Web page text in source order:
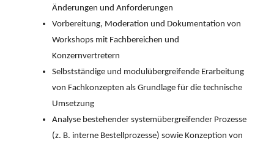
Änderungen und Anforderungen
Vorbereitung, Moderation und Dokumentation von
Workshops mit Fachbereichen und
Konzernvertretern
Selbstständige und modulübergreifende Erarbeitung
von Fachkonzepten als Grundlage für die technische
Umsetzung
Analyse bestehender systemübergreifender Prozesse
(z. B. interne Bestellprozesse) sowie Konzeption von